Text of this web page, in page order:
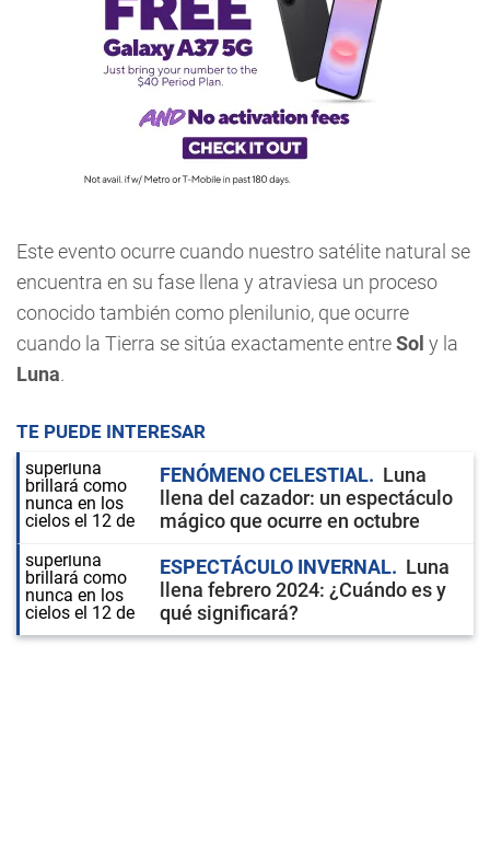
Este evento ocurre cuando nuestro satélite natural se
encuentra en su fase llena y atraviesa un proceso
conocido también como plenilunio, que ocurre
cuando la Tierra se sitúa exactamente entreSol y la
Luna.
TE PUEDE INTERESAR
FENÓMENO CELESTIAL
Luna
llena del cazador: un espectáculo
mágico que ocurre en octubre
ESPECTÁCULO INVERNAL
Luna
llena febrero 2024: ¿Cuándo es y
qué significará?